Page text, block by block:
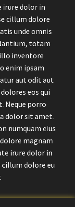
irure dolor in
cillum dolore
unde omnis
totam
illo inventore
enim ipsam
aut odit aut
eos qui
Neque porro
dolor sit amet.
numquam eius
magnam
irure dolor in
dolore eu